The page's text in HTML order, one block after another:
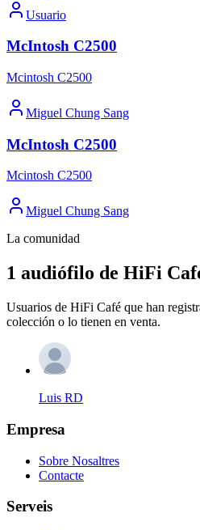
Usuario
McIntosh C2500
Mcintosh C2500
Miguel Chung Sang
McIntosh C2500
Mcintosh C2500
Miguel Chung Sang
La comunidad
1 audiófilo de HiFi
Usuarios de HiFi Café que han
colección o lo tienen en venta.
Luis RD
Empresa
Sobre Nosaltres
Contacte
Serveis